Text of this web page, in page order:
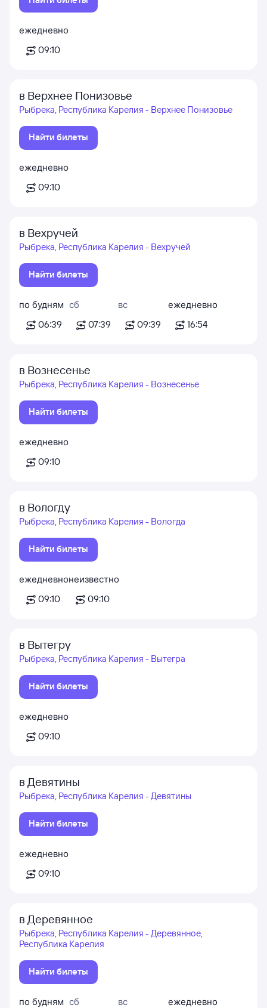
ежедневно
09:10
в Верхнее Понизовье
Рыбрека, Республика Карелия - Верхнее Понизовье
Найти билеты
ежедневно
09:10
в Вехручей
Рыбрека, Республика Карелия - Вехручей
Найти билеты
по будням
06:39
сб
07:39
вс
09:39
ежедневно
16:54
в Вознесенье
Рыбрека, Республика Карелия - Вознесенье
Найти билеты
ежедневно
09:10
в Вологду
Рыбрека, Республика Карелия - Вологда
Найти билеты
ежедневно
09:10
неизвестно
09:10
в Вытегру
Рыбрека, Республика Карелия - Вытегра
Найти билеты
ежедневно
09:10
в Девятины
Рыбрека, Республика Карелия - Девятины
Найти билеты
ежедневно
09:10
в Деревянное
Рыбрека, Республика Карелия - Деревянное,
Республика Карелия
Найти билеты
по будням сб
вс
ежедневно